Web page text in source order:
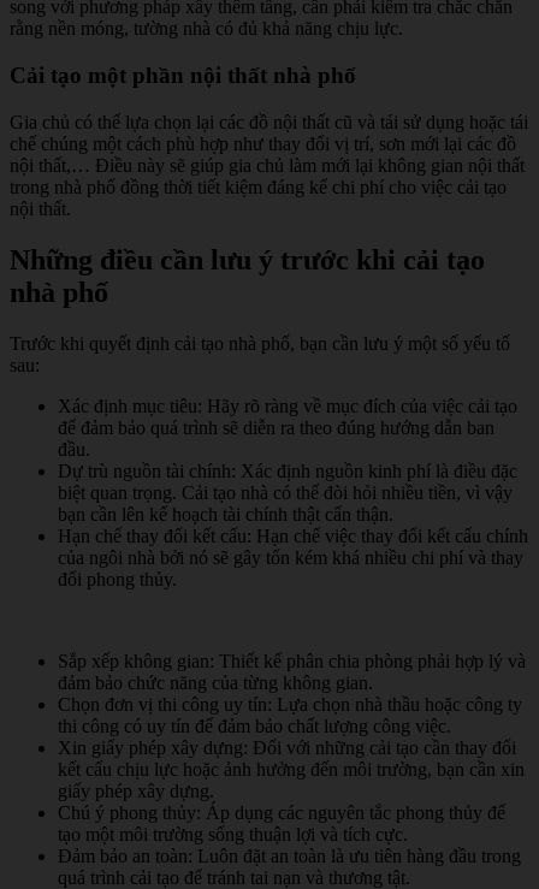
song với phương pháp xây thêm tầng, cần phải kiểm tra chắc chắn
rằng nền móng, tường nhà có đủ khả năng chịu lực.
Cải tạo một phần nội thất nhà phố
Gia chủ có thể lựa chọn lại các đồ nội thất cũ và tái sử dụng hoặc tái
chế chúng một cách phù hợp như thay đổi vị trí, sơn mới lại các đồ
nội thất,… Điều này sẽ giúp gia chủ làm mới lại không gian nội thất
trong nhà phố đồng thời tiết kiệm đáng kể chi phí cho việc cải tạo
nội thất.
Những điều cần lưu ý trước khi cải tạo
nhà phố
Trước khi quyết định cải tạo nhà phố, bạn cần lưu ý một số yếu tố
sau:
Xác định mục tiêu: Hãy rõ ràng về mục đích của việc cải tạo
để đảm bảo quá trình sẽ diễn ra theo đúng hướng dẫn ban
đầu.
Dự trù nguồn tài chính: Xác định nguồn kinh phí là điều đặc
biệt quan trọng. Cải tạo nhà có thể đòi hỏi nhiều tiền, vì vậy
bạn cần lên kế hoạch tài chính thật cẩn thận.
Hạn chế thay đổi kết cấu: Hạn chế việc thay đổi kết cấu chính
của ngôi nhà bởi nó sẽ gây tốn kém khá nhiều chi phí và thay
đổi phong thủy.
Sắp xếp không gian: Thiết kế phân chia phòng phải hợp lý và
đảm bảo chức năng của từng không gian.
Chọn đơn vị thi công uy tín: Lựa chọn nhà thầu hoặc công ty
thi công có uy tín để đảm bảo chất lượng công việc.
Xin giấy phép xây dựng: Đối với những cải tạo cần thay đổi
kết cấu chịu lực hoặc ảnh hưởng đến môi trường, bạn cần xin
giấy phép xây dựng.
Chú ý phong thủy: Áp dụng các nguyên tắc phong thủy để
tạo một môi trường sống thuận lợi và tích cực.
Đảm bảo an toàn: Luôn đặt an toàn là ưu tiên hàng đầu trong
quá trình cải tạo để tránh tai nạn và thương tật.